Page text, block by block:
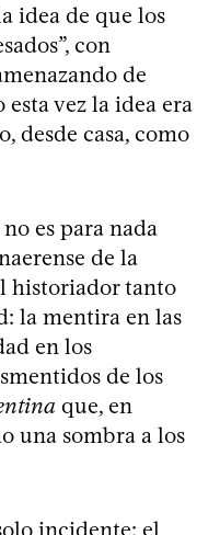
idea de que los
con
de
vez la idea era
desde casa, como
es para nada
de la
historiador tanto
la mentira en las
en los
de los
que, en
una sombra a los
incidente: el